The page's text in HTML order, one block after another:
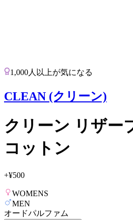
1,000人以上が気になる
CLEAN (クリーン)
クリーン リザー
コットン
+¥500
WOMENS
MEN
オードパルファム